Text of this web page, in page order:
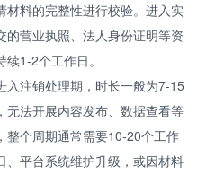
材料的完整性进行校验。进入实
的营业执照、法人身份证明等资
1-2个工作日。
入注销处理期，时长一般为7-15
无法开展内容发布、数据查看等
整个周期通常需要10-20个工作
、平台系统维护升级，或因材料